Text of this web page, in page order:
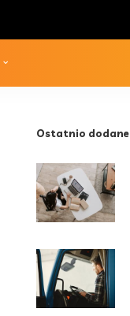
Ostatnio dodane